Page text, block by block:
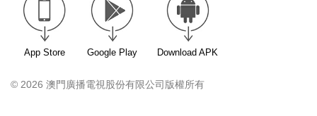
App Store Google Play Download APK
© 2026 澳門廣播電視股份有限公司版權所有